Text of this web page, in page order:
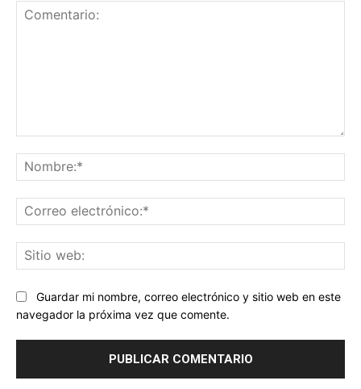
Guardar mi nombre, correo electrónico y sitio web en este
navegador la próxima vez que comente.